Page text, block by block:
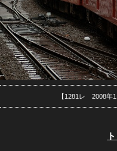
【1281レ 2008年